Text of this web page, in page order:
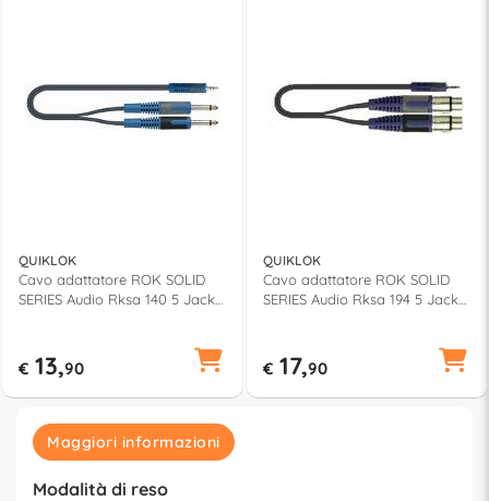
QUIKLOK
Cavo adattatore ROK SOLID
SERIES Audio Rksa 140 5 Jack
€ 13,90
QUIKLOK
Cavo adattatore ROK SOLID
SERIES Audio Rksa 194 5 Jack
€ 17,90
Maggiori informazioni
Modalità di reso